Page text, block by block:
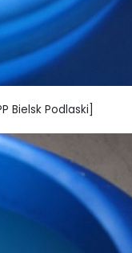
Bielsk Podlaski]